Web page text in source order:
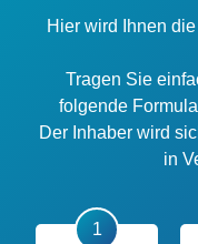
Hier wird Ihnen
Tragen Sie
folgende
Der Inhaber wird
in